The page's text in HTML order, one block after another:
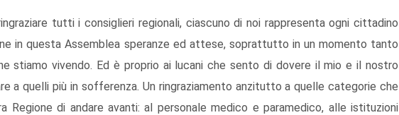
tutti i consiglieri regionali, ciascuno di noi rappresenta ogni cittadino
in questa Assemblea speranze ed attese, soprattutto in un momento tanto
stiamo vivendo. Ed è proprio ai lucani che sento di dovere il mio e il nostro
a quelli più in sofferenza. Un ringraziamento anzitutto a quelle categorie che
Regione di andare avanti: al personale medico e paramedico, alle istituzioni